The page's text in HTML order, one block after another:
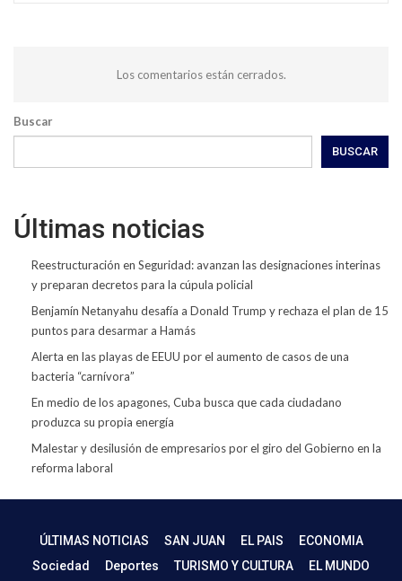
Los comentarios están cerrados.
Buscar
BUSCAR
Últimas noticias
Reestructuración en Seguridad: avanzan las designaciones interinas
y preparan decretos para la cúpula policial
Benjamín Netanyahu desafía a Donald Trump y rechaza el plan de 15
puntos para desarmar a Hamás
Alerta en las playas de EEUU por el aumento de casos de una
bacteria “carnívora”
En medio de los apagones, Cuba busca que cada ciudadano
produzca su propia energía
Malestar y desilusión de empresarios por el giro del Gobierno en la
reforma laboral
ÚLTIMAS NOTICIAS SAN JUAN EL PAIS
ECONOMIA
Sociedad
Deportes TURISMO Y CULTURA EL MUNDO